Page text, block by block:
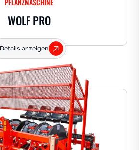
PFLANZMASCHINE
WOLF PRO
Details anzeigen